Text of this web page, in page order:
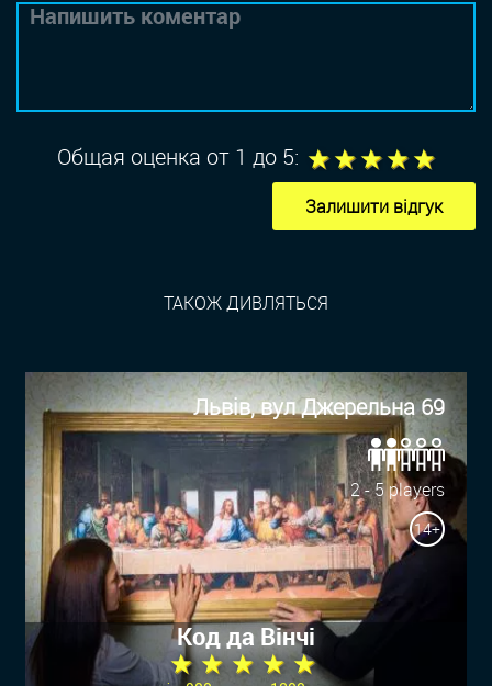
Общая оценка от 1 до 5: 4
3
2
1
Залишити відгук
ТАКОЖ ДИВЛЯТЬСЯ
Львів, вул Джерельна 69
2 - 5 players
14+
Код да Вінчі
★ ★ ★ ★ ★